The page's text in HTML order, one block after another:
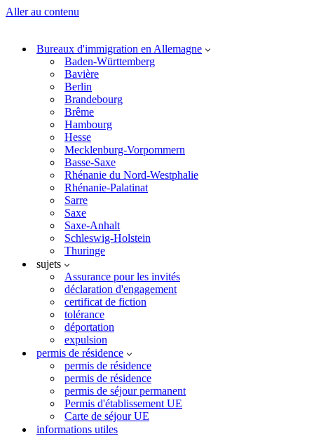
Aller au contenu
Bureaux d'immigration en Allemagne
Baden-Württemberg
Bavière
Berlin
Brandebourg
Brême
Hambourg
Hesse
Mecklenburg-Vorpommern
Basse-Saxe
Rhénanie du Nord-Westphalie
Rhénanie-Palatinat
Sarre
Saxe
Saxe-Anhalt
Schleswig-Holstein
Thuringe
sujets
Assurance pour les invités
déclaration d'engagement
certificat de fiction
tolérance
déportation
expulsion
permis de résidence
permis de résidence
permis de résidence
permis de séjour permanent
Permis d'établissement UE
Carte de séjour UE
informations utiles